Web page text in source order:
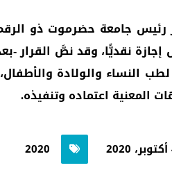
إجازة نقديًّا، وقد نصَّ القرار
النساء والولادة
المعنية اعتماده وتنفيذه.
2020